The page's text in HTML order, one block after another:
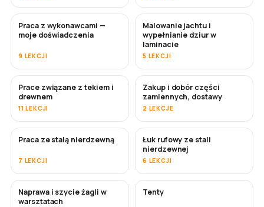
WKRÓTCE
Praca z wykonawcami —
moje doświadczenia
9 LEKCJI
WKRÓTCE
Malowanie jachtu i
wypełnianie dziur w
laminacie
5 LEKCJI
Prace związane z tekiem i
drewnem
11 LEKCJI
WKRÓTCE
Zakup i dobór części
zamiennych, dostawy
2 LEKCJE
WKRÓTCE
Praca ze stalą nierdzewną
7 LEKCJI
Łuk rufowy ze stali
nierdzewnej
6 LEKCJI
WKRÓTCE
Naprawa i szycie żagli w
warsztatach
Tenty